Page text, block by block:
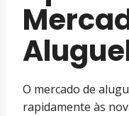
O mercado de
rapidamente às